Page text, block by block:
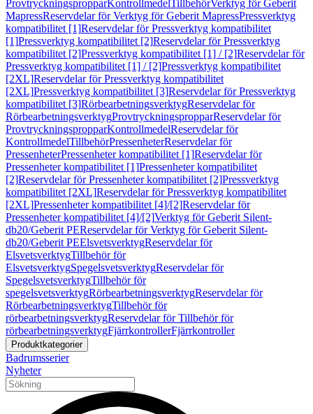
ProvtryckningspropparKontrollmedelTillbehörVerktyg för Geberit
MapressReservdelar för Verktyg för Geberit MapressPressverktyg
kompatibilitet [1]Reservdelar för Pressverktyg kompatibilitet
[1]Pressverktyg kompatibilitet [2]Reservdelar för Pressverktyg
kompatibilitet [2]Pressverktyg kompatibilitet [1] / [2]Reservdelar för
Pressverktyg kompatibilitet [1] / [2]Pressverktyg kompatibilitet
[2XL]Reservdelar för Pressverktyg kompatibilitet
[2XL]Pressverktyg kompatibilitet [3]Reservdelar för Pressverktyg
kompatibilitet [3]RörbearbetningsverktygReservdelar för
RörbearbetningsverktygProvtryckningspropparReservdelar för
ProvtryckningspropparKontrollmedelReservdelar för
KontrollmedelTillbehörPressenheterReservdelar för
PressenheterPressenheter kompatibilitet [1]Reservdelar för
Pressenheter kompatibilitet [1]Pressenheter kompatibilitet
[2]Reservdelar för Pressenheter kompatibilitet [2]Pressverktyg
kompatibilitet [2XL]Reservdelar för Pressverktyg kompatibilitet
[2XL]Pressenheter kompatibilitet [4]/[2]Reservdelar för
Pressenheter kompatibilitet [4]/[2]Verktyg för Geberit Silent-
db20/Geberit PEReservdelar för Verktyg för Geberit Silent-
db20/Geberit PEElsvetsverktygReservdelar för
ElsvetsverktygTillbehör för
ElsvetsverktygSpegelsvetsverktygReservdelar för
SpegelsvetsverktygTillbehör för
spegelsvetsverktygRörbearbetningsverktygReservdelar för
RörbearbetningsverktygTillbehör för
rörbearbetningsverktygReservdelar för Tillbehör för
rörbearbetningsverktygFjärrkontrollerFjärrkontroller
Produktkategorier
Badrumsserier
Nyheter